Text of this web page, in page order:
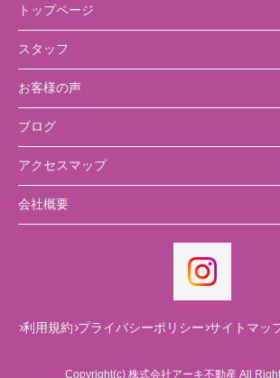
トップページ
スタッフ
お客様の声
ブログ
アクセスマップ
会社概要
利用規約 プライバシーポリシー サイトマッ
Copyright(c) 株式会社アーキ不動産 All